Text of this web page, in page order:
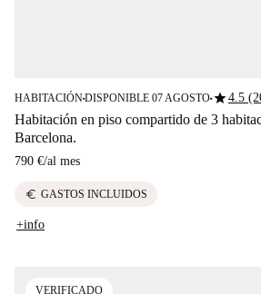
HABITACIÓN■DISPONIBLE 07 AGOSTO■star4.5
Habitación en piso compartido de 3
Barcelona.
790 €/al mes
euro GASTOS INCLUIDOS
+info
VERIFICADO